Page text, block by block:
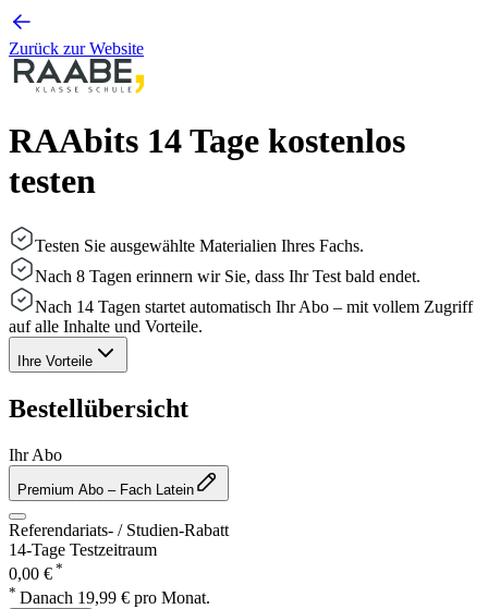
Zurück zur Website
RAAbits 14 Tage kostenlos
testen
Testen Sie ausgewählte Materialien Ihres Fachs.
Nach 8 Tagen erinnern wir Sie, dass Ihr Test bald endet.
Nach 14 Tagen startet automatisch Ihr Abo – mit vollem Zugriff
auf alle Inhalte und Vorteile.
Ihre Vorteile
Bestellübersicht
Ihr Abo
Premium Abo – Fach Latein
Referendariats- / Studien-Rabatt
14-Tage Testzeitraum
0,00 € *
* Danach 19,99 € pro Monat.